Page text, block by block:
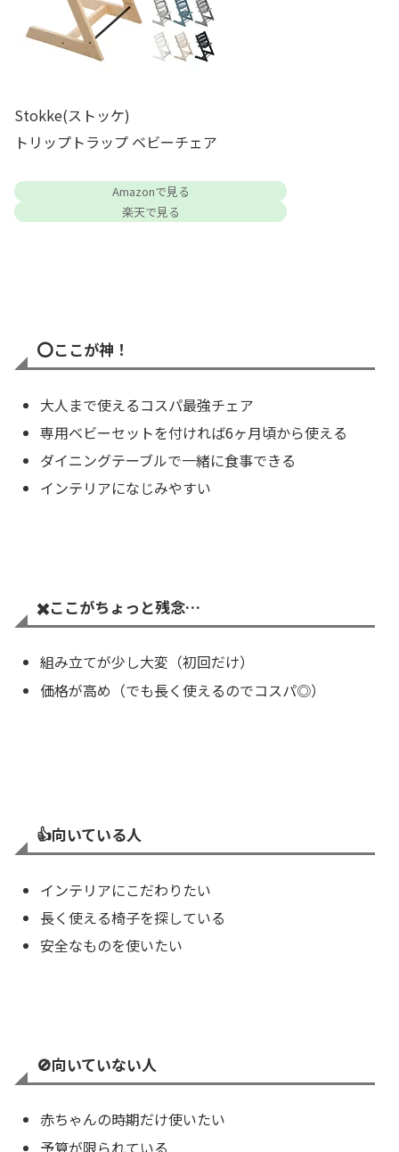
Stokke(ストッケ)
トリップトラップ ベビーチェア
Amazonで見る
楽天で見る
⭕️ここが神！
大人まで使えるコスパ最強チェア
専用ベビーセットを付ければ6ヶ月頃から使える
ダイニングテーブルで一緒に食事できる
インテリアになじみやすい
✖️ここがちょっと残念…
組み立てが少し大変（初回だけ）
価格が高め（でも長く使えるのでコスパ◎）
👍️向いている人
インテリアにこだわりたい
長く使える椅子を探している
安全なものを使いたい
🚫向いていない人
赤ちゃんの時期だけ使いたい
予算が限られている